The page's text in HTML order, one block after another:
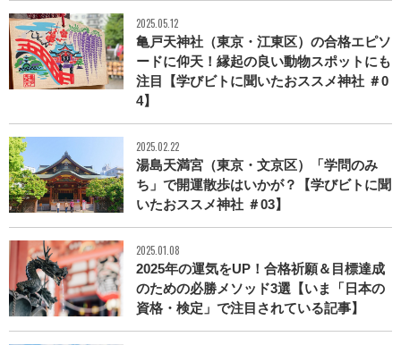
2025.05.12
亀戸天神社（東京・江東区）の合格エピソ
ードに仰天！縁起の良い動物スポットにも
注目【学びビトに聞いたおススメ神社 ＃0
4】
2025.02.22
湯島天満宮（東京・文京区）「学問のみ
ち」で開運散歩はいかが？【学びビトに聞
いたおススメ神社 ＃03】
2025.01.08
2025年の運気をUP！合格祈願＆目標達成
のための必勝メソッド3選【いま「日本の
資格・検定」で注目されている記事】